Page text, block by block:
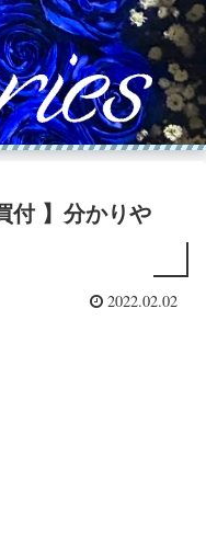
付 】分かりや
2022.02.02